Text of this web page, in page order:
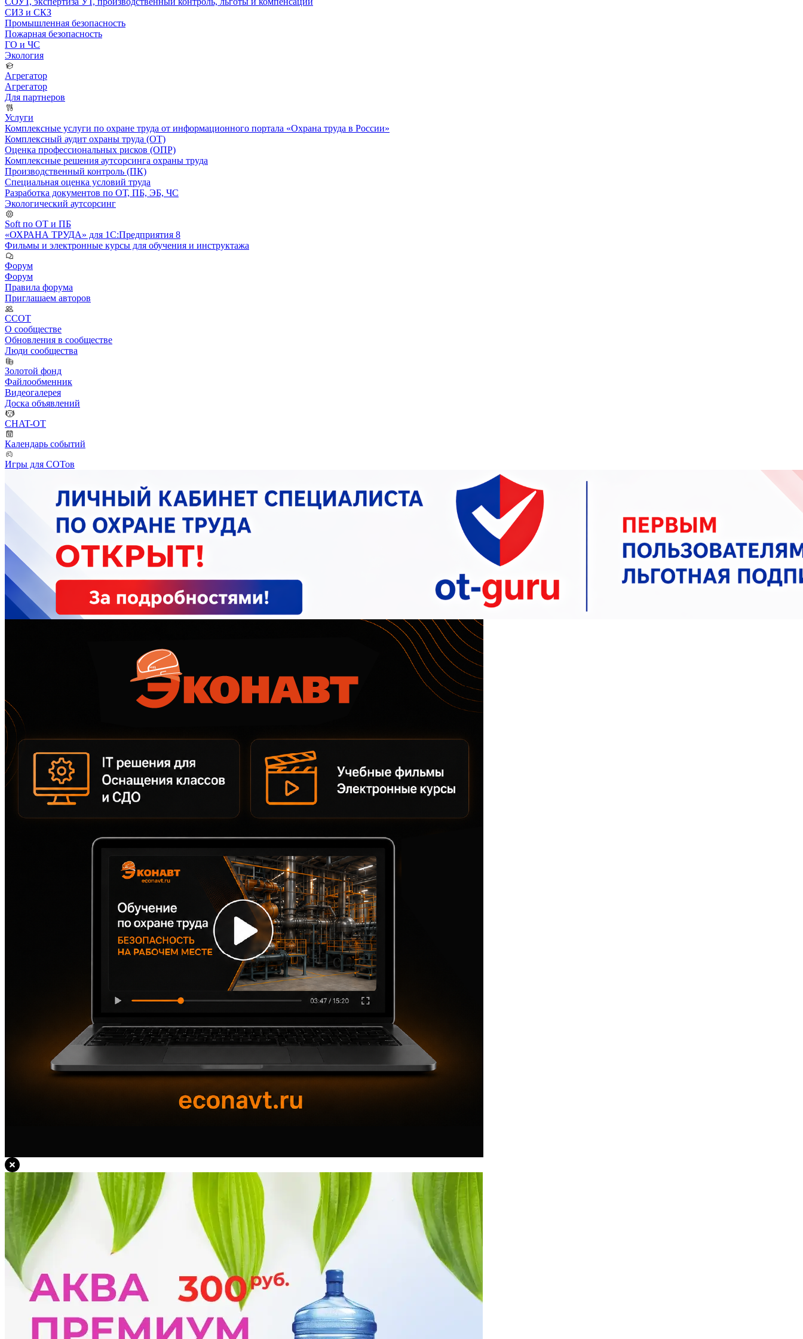
СИЗ и СКЗ
Промышленная безопасность
Пожарная безопасность
ГО и ЧС
Экология
Агрегатор
Агрегатор
Для партнеров
Услуги
Комплексные услуги по охране труда от информационного портала «Охрана труда в России»
Комплексный аудит охраны труда (ОТ)
Оценка профессиональных рисков (ОПР)
Комплексные решения аутсорсинга охраны труда
Производственный контроль (ПК)
Специальная оценка условий труда
Разработка документов по ОТ, ПБ, ЭБ, ЧС
Экологический аутсорсинг
Soft по ОТ и ПБ
«ОХРАНА ТРУДА» для 1С:Предприятия 8
Фильмы и электронные курсы для обучения и инструктажа
Форум
Форум
Правила форума
Приглашаем авторов
ССОТ
О сообществе
Обновления в сообществе
Люди сообщества
Золотой фонд
Файлообменник
Видеогалерея
Доска объявлений
CHAT-OT
Календарь событий
Игры для СОТов